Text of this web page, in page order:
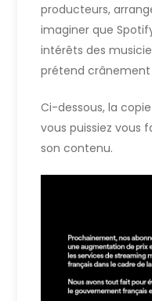
producteurs,
imaginer que
intérêts des
prétend crânement
Ci-dessous, la
vous puissiez vous
son contenu.